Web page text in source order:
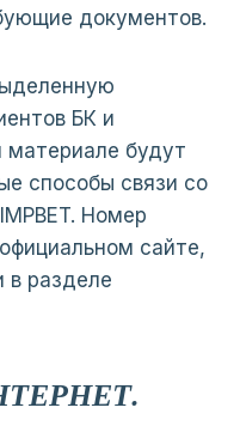
документов.
БК и
материале будут
способы связи со
Номер
сайте,
в разделе